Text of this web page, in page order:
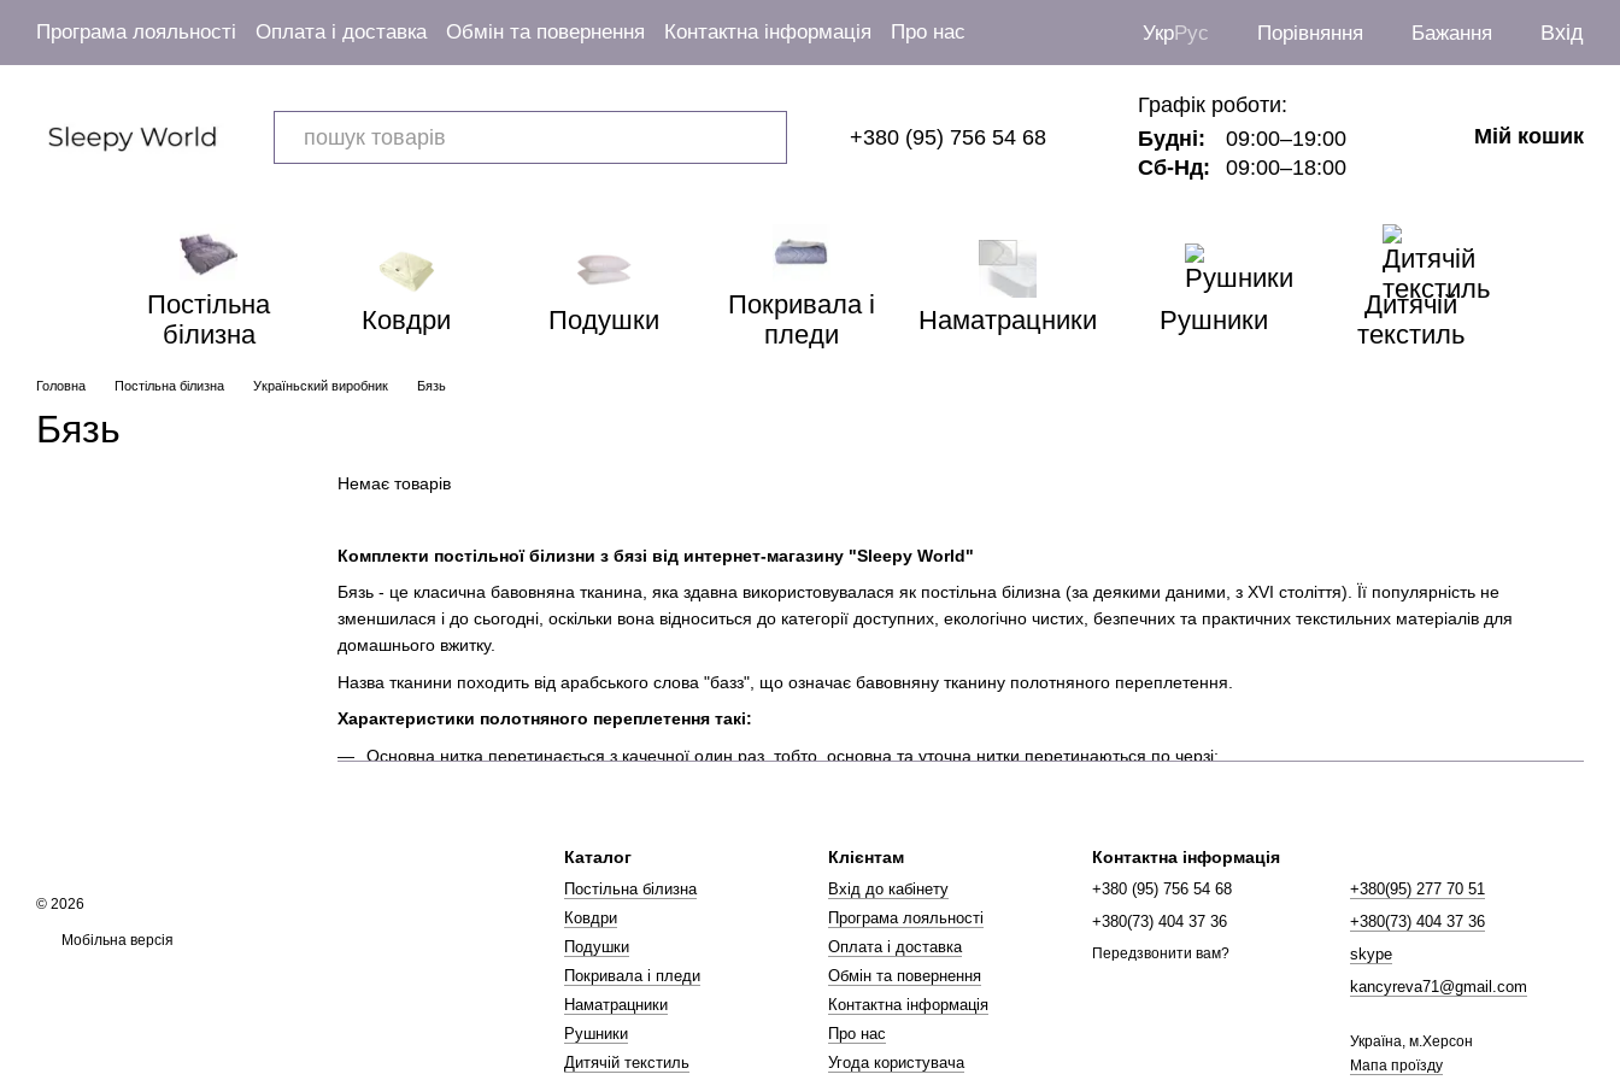
Програма лояльності Оплата і доставка Обмін та повернення Контактна інформація
Про нас
Угода користувача
УкрРус Порівняння Бажання Вхід
+380 (95) 756 54 68
Графік роботи:
Будні:
09:00–19:00
Сб-Нд:
09:00–18:00
Мій кошик
Постільна
білизна
Ковдри Подушки
Покривала і
пледи
Наматрацники Рушники
Дитячій
текстиль
Головна Постільна білизна Україньский виробник Бязь
Бязь
Комплекти постільної білизни з бязі від интернет-магазину "Sleepy World"
Бязь - це класична бавовняна тканина, яка здавна використовувалася як постільна білизна (за деякими даними, з XVI століття). Її популярність не
зменшилася і до сьогодні, оскільки вона відноситься до категорії доступних, екологічно чистих, безпечних та практичних текстильних матеріалів для
домашнього вжитку.
Назва тканини походить від арабського слова "базз", що означає бавовняну тканину полотняного переплетення.
Характеристики полотняного переплетення такі:
Основна нитка перетинається з качечної один раз, тобто. основна та уточна нитки перетинаються по черзі;
нитки мають однакову товщину;
Нитки основи та качка виходять на зовнішній бік тканини.
Немає товарів
© 2026
Мобільна версія
Каталог
Постільна білизна
Ковдри
Подушки
Покривала і пледи
Наматрацники
Рушники
Дитячій текстиль
Клієнтам
Вхід до кабінету
Програма лояльності
Оплата і доставка
Обмін та повернення
Контактна інформація
Про нас
Угода користувача
Контактна інформація
+380 (95) 756 54 68
+380(73) 404 37 36
Передзвонити вам?
+380(95) 277 70 51
+380(73) 404 37 36
skype
kancyreva71@gmail.com
Україна, м.Херсон
Мапа проїзду